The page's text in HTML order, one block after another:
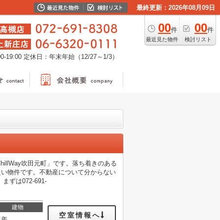
最終更新：2026年08月09日
00件
最近見た物件
00件
検討リスト
19:00 定休日：年末年始（12/27～1/3）
吹田元町」です。落ち着きのある
物件です。不動産について分からない
ずは072-691-
建物
空室情報へ